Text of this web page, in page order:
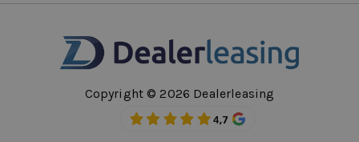
Copyright © 2026 Dealerleasing